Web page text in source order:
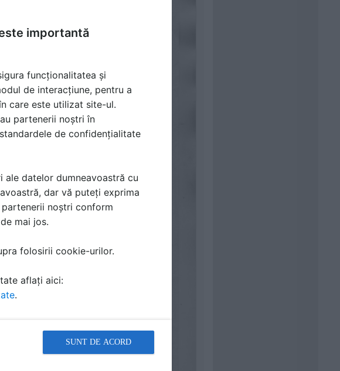
importantă
funcționalitatea și
de interacțiune, pentru a
care este utilizat site-ul.
partenerii noștri în
de confidențialitate
ale datelor dumneavoastră cu
dar vă puteți exprima
noștri conform
mai jos.
folosirii cookie-urilor.
aflați aici:
.
SUNT DE ACORD